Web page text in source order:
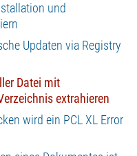
und
Updaten via Registry
Datei mit
extrahieren
wird ein PCL XL Error